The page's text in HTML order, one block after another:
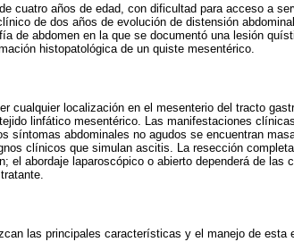
cuatro años de edad, con dificultad para acceso a
de dos años de evolución de distensión
de abdomen en la que se documentó una lesión
histopatológica de un quiste mesentérico.
cualquier localización en el mesenterio del tracto
linfático mesentérico. Las manifestaciones
síntomas abdominales no agudos se encuentran
clínicos que simulan ascitis. La resección
el abordaje laparoscópico o abierto dependerá de
las principales características y el manejo de esta